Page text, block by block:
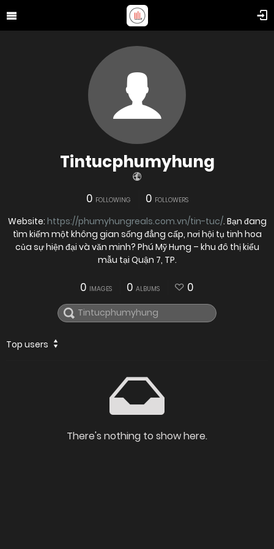
Tintucphumyhung
0 FOLLOWING 0 FOLLOWERS
Website: https://phumyhungreals.com.vn/tin-tuc/. Bạn đang
tìm kiếm một không gian sống đẳng cấp, nơi hội tụ tinh hoa
của sự hiện đại và văn minh? Phú Mỹ Hưng – khu đô thị kiểu
mẫu tại Quận 7, TP.
0 IMAGES 0 ALBUMS 0
Top users
There's nothing to show here.